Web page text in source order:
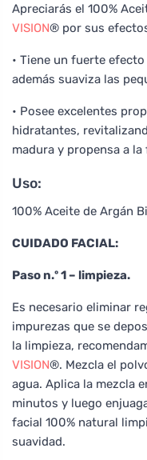
Apreciarás el 100%
VISION® por sus
• Tiene un fuerte
además suaviza las
• Posee excelentes
hidratantes,
madura y propensa a
Uso:
100% Aceite de Argán
CUIDADO FACIAL:
Paso n.º 1 – limpieza.
Es necesario eliminar
impurezas que se
la limpieza,
VISION®. Mezcla el
agua. Aplica la mezcla
minutos y luego
facial 100% natural
suavidad.